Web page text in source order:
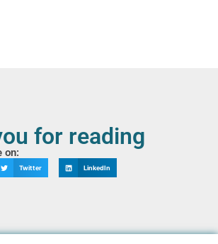
for reading
on:
Twitter LinkedIn